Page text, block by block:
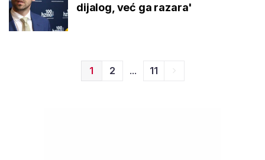
dijalog, već ga razara'
1 2 ... 11